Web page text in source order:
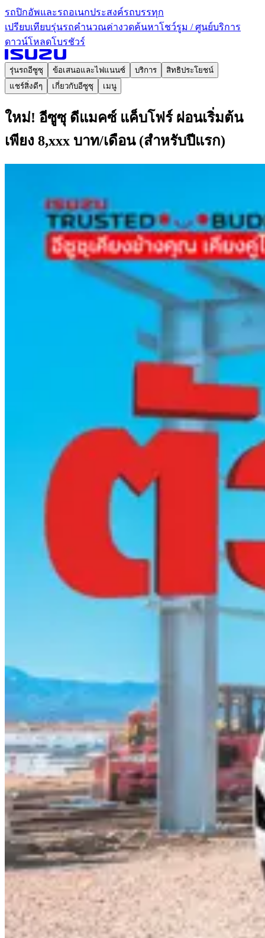
รถปิกอัพและรถอเนกประสงค์รถบรรทุก
เปรียบเทียบรุ่นรถคำนวณค่างวดค้นหาโชว์รูม / ศูนย์บริการ
ดาวน์โหลดโบรชัวร์
รุ่นรถอีซูซุ ข้อเสนอและไฟแนนซ์ บริการ
สิทธิประโยชน์
แชร์สิ่งดีๆ
เกี่ยวกับอีซูซุ เมนู
ใหม่! อีซูซุ ดีแมคซ์ แค็บโฟร์ ผ่อนเริ่มต้น
เพียง 8,xxx บาท/เดือน (สำหรับปีแรก)